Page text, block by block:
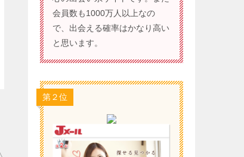
会員数も1000万人以上なの
で、出会える確率はかなり高い
と思います。
第２位